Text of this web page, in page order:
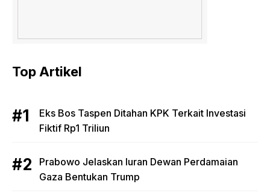
Top Artikel
Eks Bos Taspen Ditahan KPK Terkait Investasi
Fiktif Rp1 Triliun
Prabowo Jelaskan Iuran Dewan Perdamaian
Gaza Bentukan Trump